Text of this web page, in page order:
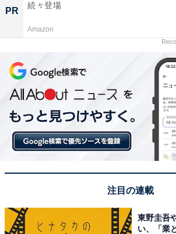
薪を使って沸かしたお湯は柔らかく
の地下水を使用しているため、自然
いです。
PR
続々登場
Amazon
注目の連載
東野圭吾
い、「業